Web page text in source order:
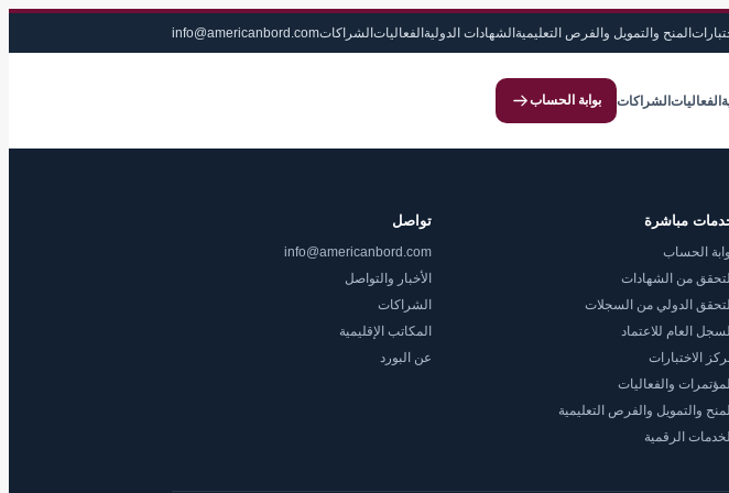
المنح والتمويل والفرص التعليمية الشهادات الدولية الفعاليات الشراكاتinfo@americanbord.com
الفعاليات الشراكات بوابة الحساب
مباشرة
الحساب
التحقق من الشهادات
التحقق الدولي من السجلات
السجل العام للاعتماد
الاختبارات
المؤتمرات والفعاليات
المنح والتمويل والفرص التعليمية
الخدمات الرقمية
تواصل
info@americanbord.com
الأخبار والتواصل
الشراكات
المكاتب الإقليمية
عن البورد